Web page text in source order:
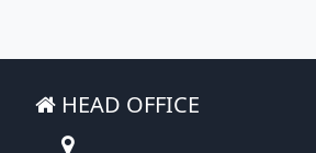
HEAD OFFICE